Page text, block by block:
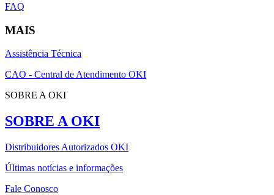
FAQ
MAIS
Assistência Técnica
CAO - Central de Atendimento OKI
SOBRE A OKI
SOBRE A OKI
Distribuidores Autorizados OKI
Últimas notícias e informações
Fale Conosco